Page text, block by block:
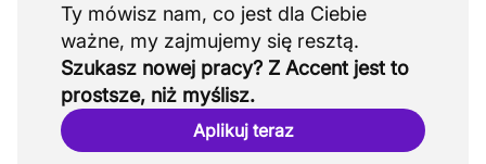
Ty mówisz nam, co jest dla Ciebie
Szukasz nowej pracy? Z Accent jest to
prostsze, niż myślisz.
Aplikuj teraz